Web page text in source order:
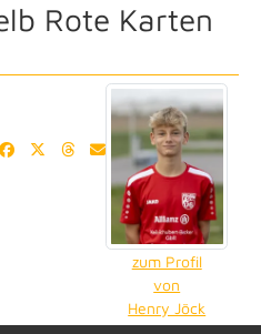
Rote Karten
zum Profil
von
Henry Jöck